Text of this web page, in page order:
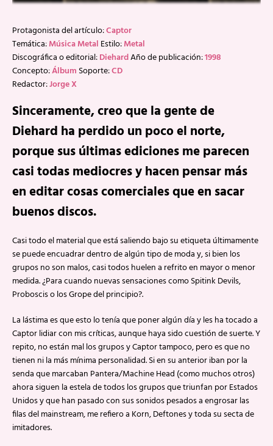
Protagonista del artículo:Captor
Temática:Música Metal Estilo:Metal
Discográfica o editorial:DiehardAño de publicación:1998
Concepto:Álbum Soporte:CD
Redactor:Jorge X
Sinceramente, creo que la gente de
Diehard ha perdido un poco el norte,
porque sus últimas ediciones me parecen
casi todas mediocres y hacen pensar más
en editar cosas comerciales que en sacar
buenos discos.
Casi todo el material que está saliendo bajo su etiqueta últimamente
se puede encuadrar dentro de algún tipo de moda y, si bien los
grupos no son malos, casi todos huelen a refrito en mayor o menor
medida. ¿Para cuando nuevas sensaciones como Spitink Devils,
Proboscis o los Grope del principio?.
La lástima es que esto lo tenía que poner algún día y les ha tocado a
Captor lidiar con mis críticas, aunque haya sido cuestión de suerte. Y
repito, no están mal los grupos y Captor tampoco, pero es que no
tienen ni la más mínima personalidad. Si en su anterior iban por la
senda que marcaban Pantera/Machine Head (como muchos otros)
ahora siguen la estela de todos los grupos que triunfan por Estados
Unidos y que han pasado con sus sonidos pesados a engrosar las
filas del mainstream, me refiero a Korn, Deftones y toda su secta de
imitadores.